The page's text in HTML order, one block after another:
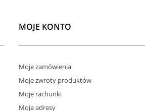
MOJE KONTO
Moje zamówienia
Moje zwroty produktów
Moje rachunki
Moje adresy